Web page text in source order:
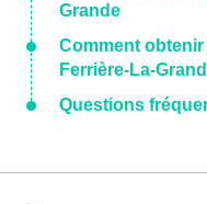
Grande
Comment
Ferrière-La-
Questions